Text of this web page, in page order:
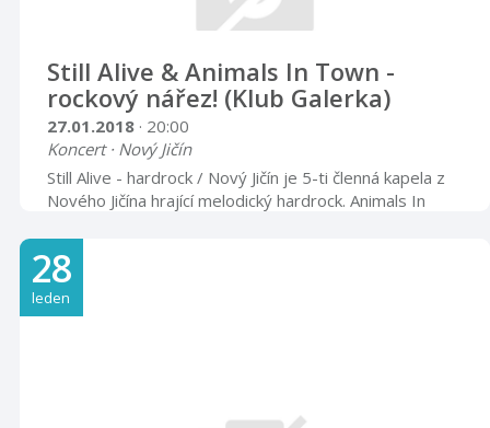
Still Alive & Animals In Town -
rockový nářez! (Klub Galerka)
27.01.2018 · 20:00
Koncert · Nový Jičín
Still Alive - hardrock / Nový Jičín je 5-ti členná kapela z
Nového Jičína hrající melodický hardrock. Animals In
hudbu, obohacenou sebedestruktivními i
hlubokomyslnými texty. Vstupné 70,-/100,-
28
leden